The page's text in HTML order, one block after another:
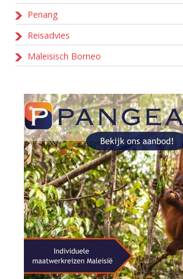
Penang
Reisadvies
Maleisisch Borneo